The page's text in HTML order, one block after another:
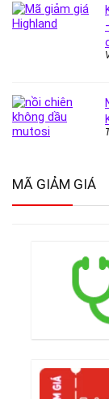
MÃ GIẢM GIÁ